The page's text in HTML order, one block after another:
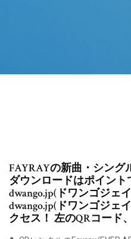
FAYRAYの新曲・シン
ダウンロードはポイン
dwango.jp(ドワンゴジェ
dwango.jp(ドワンゴジェ
クセス！ 左のQRコード